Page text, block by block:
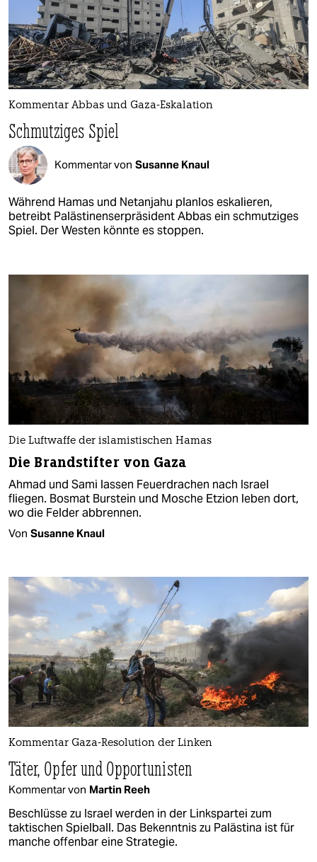
Kommentar Abbas und Gaza-Eskalation
Schmutziges Spiel
Kommentar von Susanne Knaul
Während Hamas und Netanjahu planlos eskalieren,
betreibt Palästinenserpräsident Abbas ein schmutziges
Spiel. Der Westen könnte es stoppen.
Die Luftwaffe der islamistischen Hamas
Die Brandstifter von Gaza
Ahmad und Sami lassen Feuerdrachen nach Israel
fliegen. Bosmat Burstein und Mosche Etzion leben dort,
wo die Felder abbrennen.
Von Susanne Knaul
Kommentar Gaza-Resolution der Linken
Täter, Opfer und Opportunisten
Kommentar von Martin Reeh
Beschlüsse zu Israel werden in der Linkspartei zum
taktischen Spielball. Das Bekenntnis zu Palästina ist für
manche offenbar eine Strategie.